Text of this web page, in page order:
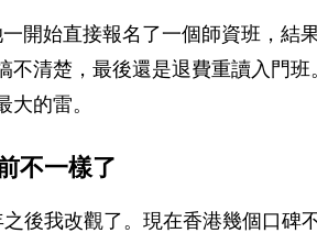
開始直接報名了一個師資班，結
不清楚，最後還是退費重讀入門班
的雷。
不一樣了
後我改觀了。現在香港幾個口碑